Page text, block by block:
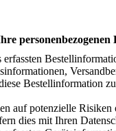
personenbezogenen
Bestellinformation
auf potenzielle
dies mit Ihren